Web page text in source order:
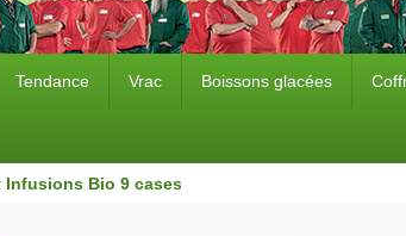
Tendance Vrac Boissons glacées
Infusions Bio 9 cases